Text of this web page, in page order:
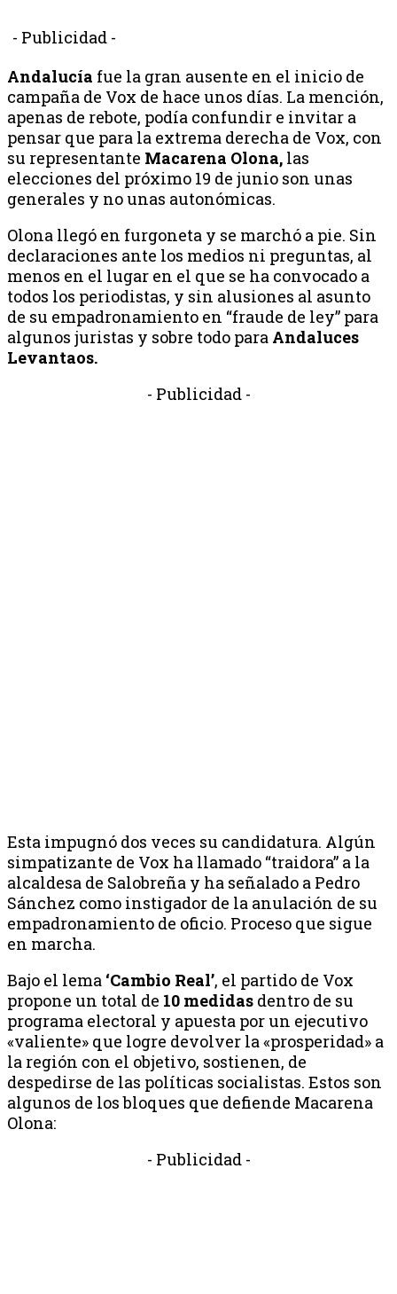
- Publicidad -
Andalucía fue la gran ausente en el inicio de
campaña de Vox de hace unos días. La mención,
apenas de rebote, podía confundir e invitar a
pensar que para la extrema derecha de Vox, con
su representante Macarena Olona, las
elecciones del próximo 19 de junio son unas
generales y no unas autonómicas.
Olona llegó en furgoneta y se marchó a pie. Sin
declaraciones ante los medios ni preguntas, al
menos en el lugar en el que se ha convocado a
todos los periodistas, y sin alusiones al asunto
de su empadronamiento en “fraude de ley” para
algunos juristas y sobre todo para Andaluces
Levantaos.
- Publicidad -
Esta impugnó dos veces su candidatura. Algún
simpatizante de Vox ha llamado “traidora” a la
alcaldesa de Salobreña y ha señalado a Pedro
Sánchez como instigador de la anulación de su
empadronamiento de oficio. Proceso que sigue
en marcha.
Bajo el lema ‘Cambio Real’, el partido de Vox
propone un total de 10 medidas dentro de su
programa electoral y apuesta por un ejecutivo
«valiente» que logre devolver la «prosperidad» a
la región con el objetivo, sostienen, de
despedirse de las políticas socialistas. Estos son
algunos de los bloques que defiende Macarena
Olona:
- Publicidad -